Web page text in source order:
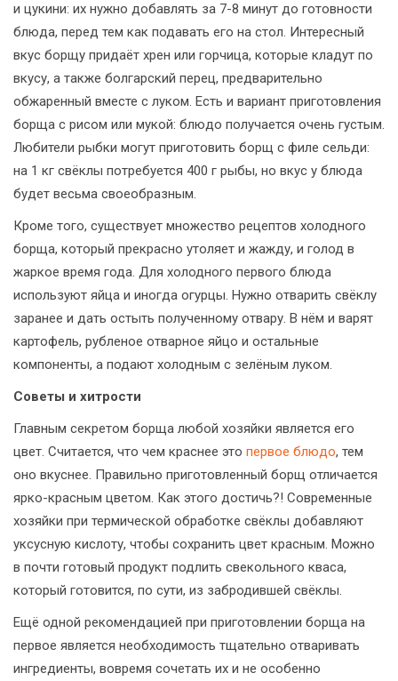
и цукини: их нужно добавлять за 7-8 минут до готовности
блюда, перед тем как подавать его на стол. Интересный
вкус борщу придаёт хрен или горчица, которые кладут по
вкусу, а также болгарский перец, предварительно
обжаренный вместе с луком. Есть и вариант приготовления
борща с рисом или мукой: блюдо получается очень густым.
Любители рыбки могут приготовить борщ с филе сельди:
на 1 кг свёклы потребуется 400 г рыбы, но вкус у блюда
будет весьма своеобразным.
Кроме того, существует множество рецептов холодного
борща, который прекрасно утоляет и жажду, и голод в
жаркое время года. Для холодного первого блюда
используют яйца и иногда огурцы. Нужно отварить свёклу
заранее и дать остыть полученному отвару. В нём и варят
картофель, рубленое отварное яйцо и остальные
компоненты, а подают холодным с зелёным луком.
Советы и хитрости
Главным секретом борща любой хозяйки является его
цвет. Считается, что чем краснее это первое блюдо, тем
оно вкуснее. Правильно приготовленный борщ отличается
ярко-красным цветом. Как этого достичь?! Современные
хозяйки при термической обработке свёклы добавляют
уксусную кислоту, чтобы сохранить цвет красным. Можно
в почти готовый продукт подлить свекольного кваса,
который готовится, по сути, из забродившей свёклы.
Ещё одной рекомендацией при приготовлении борща на
первое является необходимость тщательно отваривать
ингредиенты, вовремя сочетать их и не особенно